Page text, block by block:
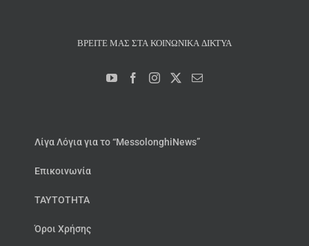
ΒΡΕΊΤΕ ΜΑΣ ΣΤΑ ΚΟΙΝΩΝΙΚΆ ΔΊΚΤΥΑ
Λίγα Λόγια για το “MessolonghiNews”
Επικοινωνία
ΤΑΥΤΟΤΗΤΑ
Όροι Χρήσης